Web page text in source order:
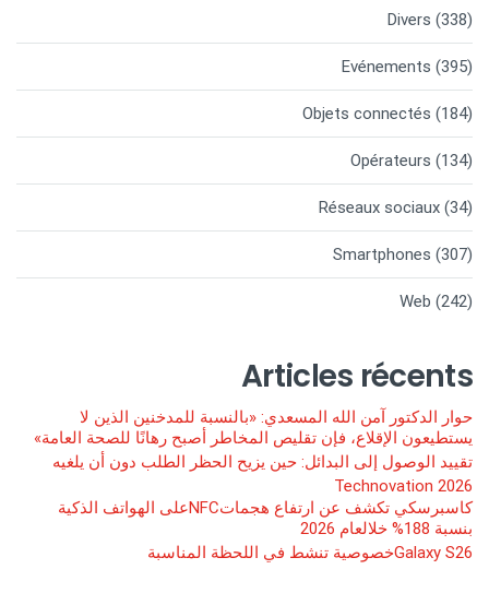
Divers (338)
Evénements (395)
Objets connectés (184)
Opérateurs (134)
Réseaux sociaux (34)
Smartphones (307)
Web (242)
Articles récents
حوار الدكتور آمن الله المسعدي: «بالنسبة للمدخنين الذين لا
يستطيعون الإقلاع، فإن تقليص المخاطر أصبح رهانًا للصحة العامة»
تقييد الوصول إلى البدائل: حين يزيح الحظر الطلب دون أن يلغيه
Technovation 2026
كاسبرسكي تكشف عن ارتفاع هجماتNFCعلى الهواتف الذكية
بنسبة 188% خلالعام 2026
Galaxy S26خصوصية تنشط في اللحظة المناسبة